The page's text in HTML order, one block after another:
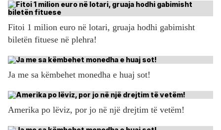
Fitoi 1 milion euro në lotari, gruaja hodhi gabimisht
biletën fituese në plehra!
Ja me sa këmbehet monedha e huaj sot!
Amerika po lëviz, por jo në një drejtim të vetëm!